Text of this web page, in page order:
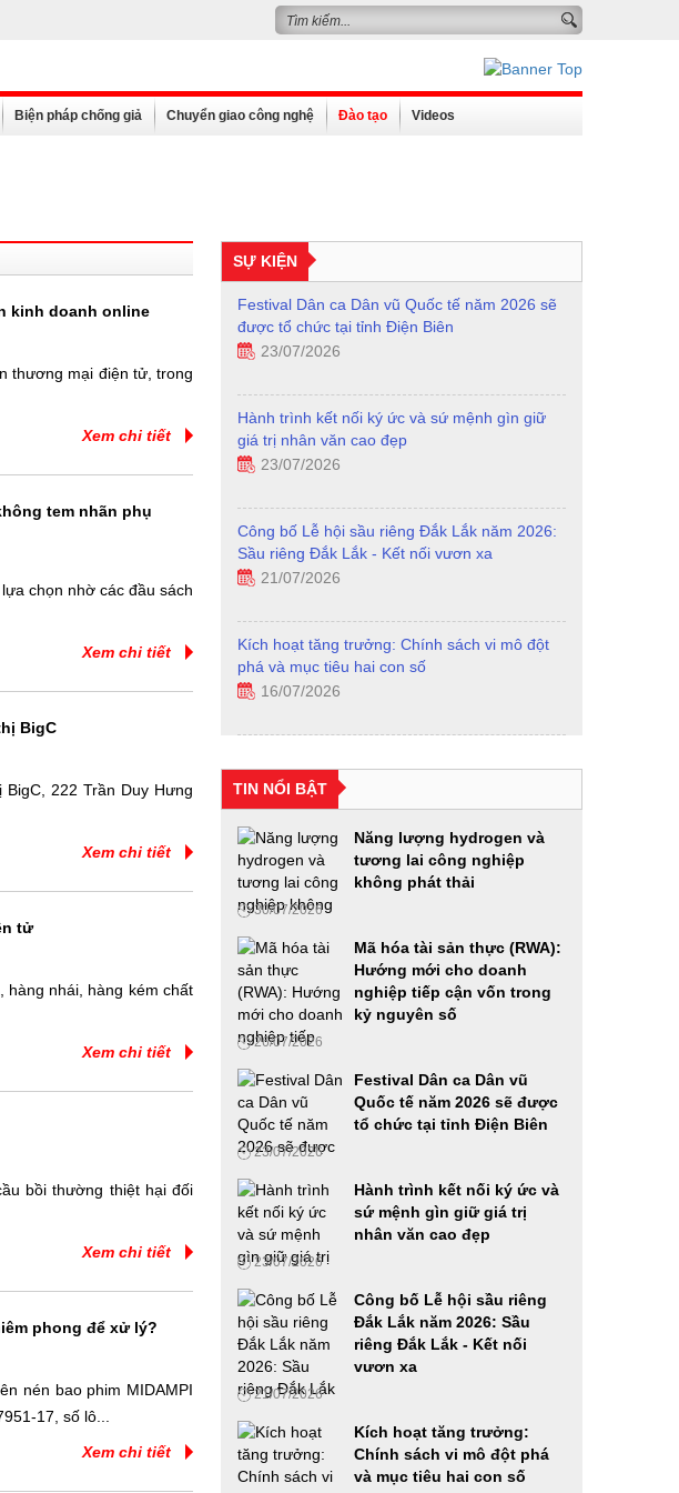
Biện pháp chống giả Chuyển giao công nghệ Đào tạo Videos
kinh doanh online
thương mại điện tử, trong
Xem chi tiết
tem nhãn phụ
chọn nhờ các đầu sách
Xem chi tiết
BigC
222 Trần Duy Hưng
Xem chi tiết
tử
hàng nhái, hàng kém chất
Xem chi tiết
bồi thường thiệt hại đối
Xem chi tiết
phong để xử lý?
nén bao phim MIDAMPI
17, số lô...
Xem chi tiết
SỰ KIỆN
Festival Dân ca Dân vũ Quốc tế năm 2026 sẽ
được tổ chức tại tỉnh Điện Biên
23/07/2026
Hành trình kết nối ký ức và sứ mệnh gìn giữ
giá trị nhân văn cao đẹp
23/07/2026
Công bố Lễ hội sầu riêng Đắk Lắk năm 2026:
Sầu riêng Đắk Lắk - Kết nối vươn xa
21/07/2026
Kích hoạt tăng trưởng: Chính sách vi mô đột
phá và mục tiêu hai con số
16/07/2026
đình Việt Nam qua các thời kỳ, thực trạng và
Diễn đàn Phát triển hạ tầng năng lượng thông
minh
24/06/2026
Từ “Con đường tương lai” đến mô hình kinh tế
mới trong thời đại AI
23/06/2026
Diễn đàn Phát triển Nhiên liệu sinh học 2026:
Từ chủ trương của Đảng đến hành động Quốc
gia
VIMEXPO 2026 và Vietnam AutoExpo 2026:
Cầu nối hiệu quả cho các doanh nghiệp trong
ngành Ô tô, xe máy và Công nghiệp hỗ trợ
Ứng dụng công nghệ số, AI và mã hóa tài sản
thực trong phát triển doanh nghiệp Việt Nam
27/05/2026
Phát động cuộc thi Samsung solve for
tomorrow 2026 tại khu vực phía Nam, hoàn
thành chuỗi roadshow ba miền
TIN NỔI BẬT
Năng lượng hydrogen và
tương lai công nghiệp
không phát thải
30/07/2026
Mã hóa tài sản thực (RWA):
Hướng mới cho doanh
nghiệp tiếp cận vốn trong
kỷ nguyên số
26/07/2026
Festival Dân ca Dân vũ
Quốc tế năm 2026 sẽ được
tổ chức tại tỉnh Điện Biên
23/07/2026
Hành trình kết nối ký ức và
sứ mệnh gìn giữ giá trị
nhân văn cao đẹp
23/07/2026
Công bố Lễ hội sầu riêng
Đắk Lắk năm 2026: Sầu
riêng Đắk Lắk - Kết nối
vươn xa
21/07/2026
Kích hoạt tăng trưởng:
Chính sách vi mô đột phá
và mục tiêu hai con số